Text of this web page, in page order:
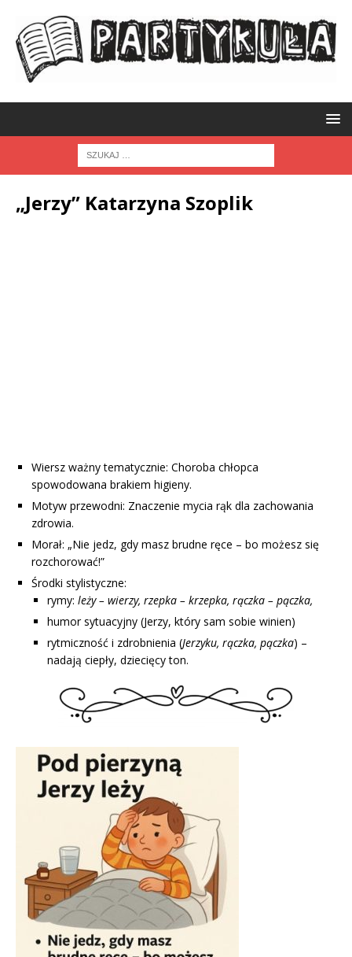
„Jerzy” Katarzyna Szoplik
Wiersz ważny tematycznie: Choroba chłopca
spowodowana brakiem higieny.
Motyw przewodni: Znaczenie mycia rąk dla zachowania
zdrowia.
Morał: „Nie jedz, gdy masz brudne ręce – bo możesz się
rozchorować!”
Środki stylistyczne:
rymy: leży – wierzy, rzepka – krzepka, rączka – pączka,
humor sytuacyjny (Jerzy, który sam sobie winien)
rytmiczność i zdrobnienia (Jerzyku, rączka, pączka) –
nadają ciepły, dziecięcy ton.